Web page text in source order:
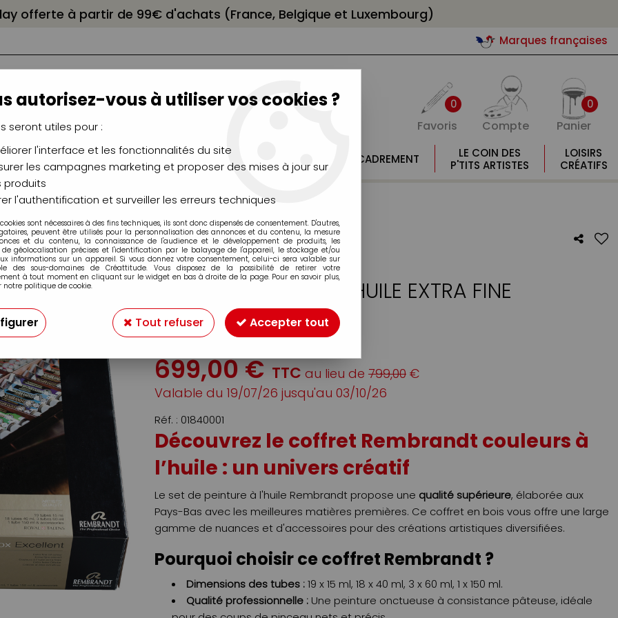
offerte à partir de 99€ d'achats (France, Belgique et Luxembourg)
Marques françaises
0
Favoris Compte
0
Panier
CHÂSSIS
CHEVALETS
AÉROGRAPHIE
MODÉLISME
MOULAGE
ENCADREMENT
LE COIN DES
P'TITS ARTISTES
LOISIRS
CRÉATIFS
HUILE EXTRA FINE REMBRANDT
COFFRET EXCELLENT HUILE EXTRA FINE
REMBRANDT
Soyez le premier à donner votre avis !
699,00€TTC au lieu de 799,00 €
Valable du 19/07/26 jusqu'au 03/10/26
Réf. : 01840001
Découvrez le coffret Rembrandt couleurs à
l’huile : un univers créatif
Le set de peinture à l'huile Rembrandt propose une qualité supérieure, élaborée aux
Pays-Bas avec les meilleures matières premières. Ce coffret en bois vous offre une large
gamme de nuances et d'accessoires pour des créations artistiques diversifiées.
Pourquoi choisir ce coffret Rembrandt ?
Dimensions des tubes :19 x 15 ml, 18 x 40 ml, 3 x 60 ml, 1 x 150 ml.
Qualité professionnelle : Une peinture onctueuse à consistance pâteuse, idéale
autorisez-vous à utiliser vos cookies ?
seront utiles pour :
l'interface et les fonctionnalités du site
les campagnes marketing et proposer des mises à jour sur
produits
l'authentification et surveiller les erreurs techniques
sont nécessaires à des fins techniques, ils sont donc dispensés de consentement. D'autres,
peuvent être utilisés pour la personnalisation des annonces et du contenu, la mesure
et du contenu, la connaissance de l'audience et le développement de produits, les
de géolocalisation précises et l'identification par le balayage de l'appareil, le stockage et/ou
informations sur un appareil. Si vous donnez votre consentement, celui-ci sera valable sur
des sous-domaines de Créattitude. Vous disposez de la possibilité de retirer votre
à tout moment en cliquant sur le widget en bas à droite de la page. Pour en savoir plus,
notre politique de cookie.
Tout refuser Accepter tout